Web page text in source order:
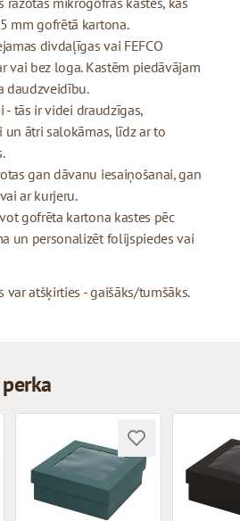
mm gofrētā kartona.
divdaļīgas vai FEFCO
vai bez loga. Kastēm piedāvājam
daudzveidību.
- tās ir videi draudzīgas,
un ātri salokāmas, līdz ar to
gan dāvanu iesaiņošanai, gan
ar kurjeru.
gofrēta kartona kastes pēc
un personalizēt folijspiedes vai
var atšķirties - gaišāks/tumšāks.